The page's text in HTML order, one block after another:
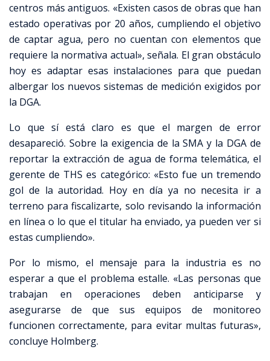
centros más antiguos. «Existen casos de obras que han
estado operativas por 20 años, cumpliendo el objetivo
de captar agua, pero no cuentan con elementos que
requiere la normativa actual», señala. El gran obstáculo
hoy es adaptar esas instalaciones para que puedan
albergar los nuevos sistemas de medición exigidos por
la DGA.
Lo que sí está claro es que el margen de error
desapareció. Sobre la exigencia de la SMA y la DGA de
reportar la extracción de agua de forma telemática, el
gerente de THS es categórico: «Esto fue un tremendo
gol de la autoridad. Hoy en día ya no necesita ir a
terreno para fiscalizarte, solo revisando la información
en línea o lo que el titular ha enviado, ya pueden ver si
estas cumpliendo».
Por lo mismo, el mensaje para la industria es no
esperar a que el problema estalle. «Las personas que
trabajan en operaciones deben anticiparse y
asegurarse de que sus equipos de monitoreo
funcionen correctamente, para evitar multas futuras»,
concluye Holmberg.